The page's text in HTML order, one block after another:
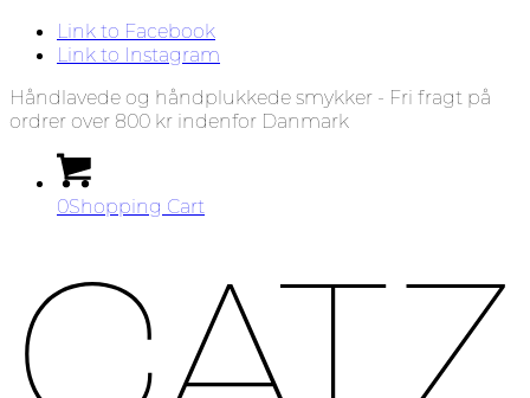
Link to Facebook
Link to Instagram
Håndlavede og håndplukkede smykker - Fri fragt på
ordrer over 800 kr indenfor Danmark
0Shopping Cart